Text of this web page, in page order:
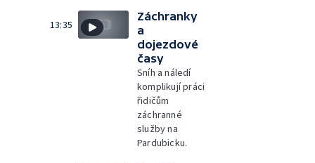
13:35
Záchranky
a
dojezdové
časy
Sníh a náledí
komplikují práci
řidičům
záchranné
služby na
Pardubicku.